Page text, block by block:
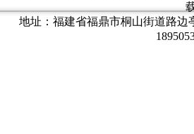
地址：福建省福鼎市桐山街道路边